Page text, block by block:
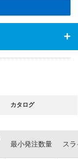
カタログ
最小発注数量 ス